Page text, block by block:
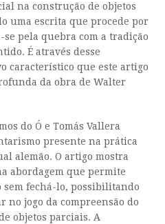
na construção de objetos
uma escrita que procede por
pela quebra com a tradição
É através desse
característico que este artigo
da obra de Walter
do Ó e Tomás Vallera
presente na prática
alemão. O artigo mostra
abordagem que permite
sem fechá-lo, possibilitando
jogo da compreensão do
objetos parciais. A